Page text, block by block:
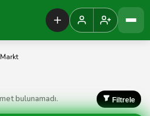
bulunamadı. Filtrele